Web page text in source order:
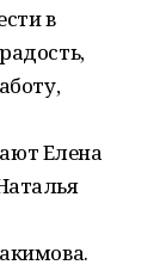
в
Елена